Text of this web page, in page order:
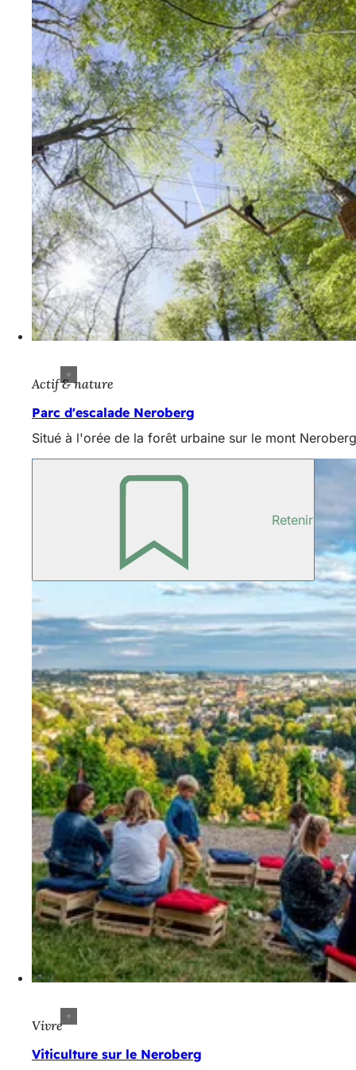
Actif & nature
Parc d'escalade Neroberg
Situé à l'orée de la forêt urbaine sur le mont
Retenir
Vivre
Viticulture sur le Neroberg